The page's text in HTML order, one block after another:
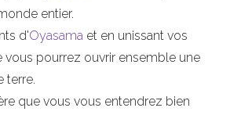
entier.
d'Oyasama et en unissant vos
pourrez ouvrir ensemble une
terre.
que vous vous entendrez bien